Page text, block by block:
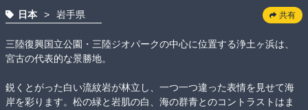
日本 > 岩手県 共有
三陸復興国立公園・三陸ジオパークの中心に位置する浄土ヶ浜は、
宮古の代表的な景勝地。
鋭くとがった白い流紋岩が林立し、一つ一つ違った表情を見せて海
岸を彩ります。松の緑と岩肌の白、海の群青とのコントラストはま